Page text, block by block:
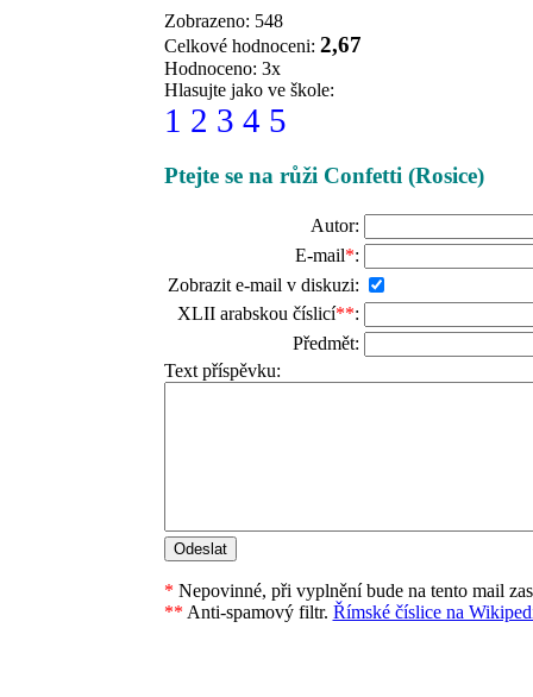
Zobrazeno: 548
Celkové hodnoceni: 2,67
Hodnoceno: 3x
Hlasujte jako ve škole:
1 2 3 4 5
Ptejte se na růži Confetti (Rosice)
Autor:
E-mail*:
Zobrazit e-mail v diskuzi:
XLII arabskou číslicí**:
Předmět:
Text příspěvku:
* Nepovinné, při vyplnění bude na tento mail
** Anti-spamový filtr. Římské číslice na